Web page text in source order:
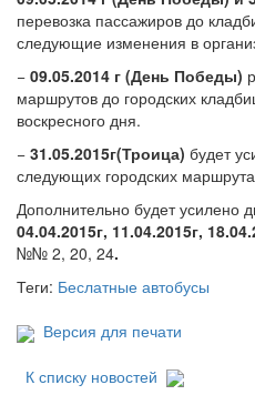
перевозка пассажиров до
следующие изменения в
− 09.05.2014 г (День Победы)
маршрутов до городских
воскресного дня.
− 31.05.2015г(Троица) будет
следующих городских
Дополнительно будет усилено
04.04.2015г, 11.04.2015г,
№№ 2, 20, 24.
Теги: Беслатные автобусы
Версия для печати
К списку новостей